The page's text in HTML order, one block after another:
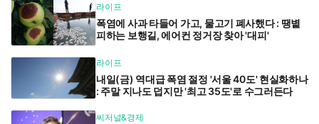
라이프
폭염에 사과 타들어 가고, 물고기 폐사했다 : 땡볕
피하는 보행길, 에어컨 정거장 찾아 '대피'
라이프
내일(금) 역대급 폭염 절정 '서울 40도' 현실화하나
: 주말 지나도 덥지만 '최고 35도'로 수그러든다
씨저널&경제